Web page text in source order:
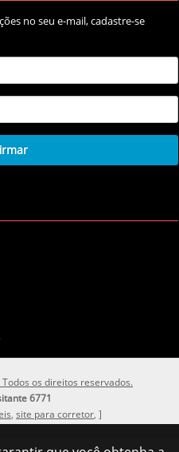
no seu e-mail, cadastre-se
os direitos reservados.
6771
, site para corretor, ]